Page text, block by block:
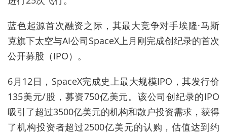
蓝色起源首次融资之际，其最大竞争对手埃隆·马斯
克旗下太空与AI公司SpaceX上月刚完成创纪录的首次
公开募股（IPO）。
6月12日，SpaceX完成史上最大规模IPO，其发行价
135美元/股，募资750亿美元。该公司创纪录的IPO
吸引了超过3500亿美元的机构和散户投资需求，获得
了机构投资者超过2500亿美元的认购，估值达到约